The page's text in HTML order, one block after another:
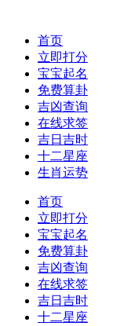
首页
立即打分
宝宝起名
免费算卦
吉凶查询
在线求签
吉日吉时
十二星座
生肖运势
首页
立即打分
宝宝起名
免费算卦
吉凶查询
在线求签
吉日吉时
十二星座